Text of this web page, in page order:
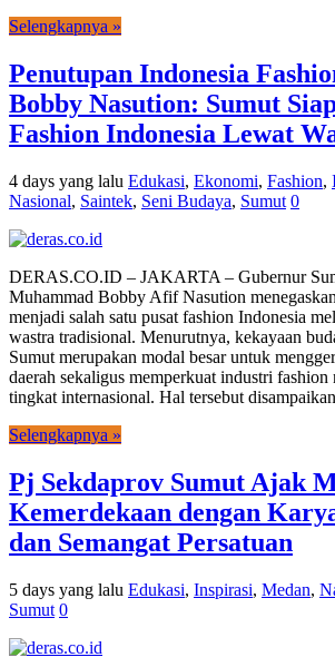
Selengkapnya »
Penutupan Indonesia
Bobby Nasution: Sumut
Fashion Indonesia Lewat
4 days yang lalu Edukasi, Ekonomi, Fashion,
Nasional, Saintek, Seni Budaya, Sumut 0
DERAS.CO.ID – JAKARTA – Gubernur
Muhammad Bobby Afif Nasution
menjadi salah satu pusat fashion Indonesia
wastra tradisional. Menurutnya, kekayaan
Sumut merupakan modal besar untuk
daerah sekaligus memperkuat industri fashion
tingkat internasional. Hal tersebut
Selengkapnya »
Pj Sekdaprov Sumut Ajak
Kemerdekaan dengan
dan Semangat Persatuan
5 days yang lalu Edukasi, Inspirasi, Medan,
Sumut 0